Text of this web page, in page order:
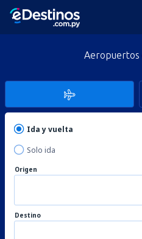
Aeropuertos
Ida y vuelta
Solo ida
Origen
Destino